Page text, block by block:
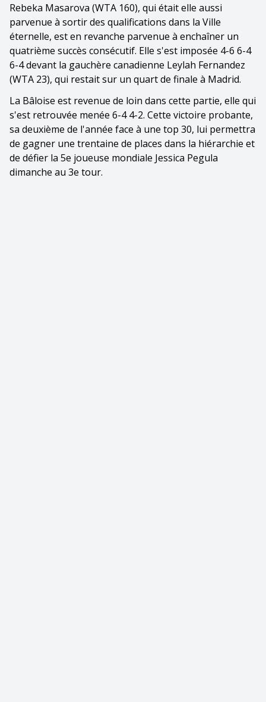
Rebeka Masarova (WTA 160), qui était elle aussi
parvenue à sortir des qualifications dans la Ville
éternelle, est en revanche parvenue à enchaîner un
quatrième succès consécutif. Elle s'est imposée 4-6 6-4
6-4 devant la gauchère canadienne Leylah Fernandez
(WTA 23), qui restait sur un quart de finale à Madrid.
La Bâloise est revenue de loin dans cette partie, elle qui
s'est retrouvée menée 6-4 4-2. Cette victoire probante,
sa deuxième de l'année face à une top 30, lui permettra
de gagner une trentaine de places dans la hiérarchie et
de défier la 5e joueuse mondiale Jessica Pegula
dimanche au 3e tour.